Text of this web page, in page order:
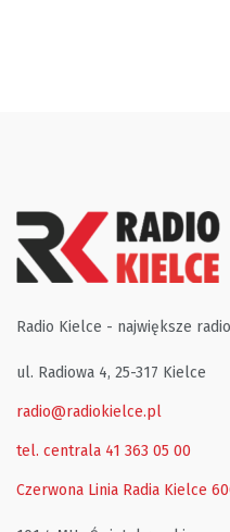
Radio Kielce - największe
ul. Radiowa 4, 25-317 Kielce
radio@radiokielce.pl
tel. centrala 41 363 05 00
Czerwona Linia Radia Kielce